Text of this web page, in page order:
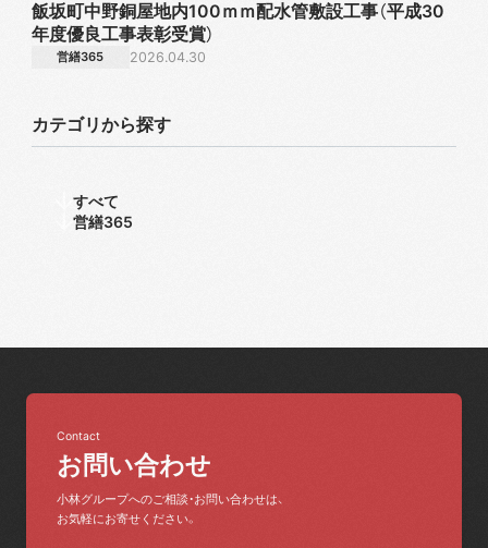
飯坂町中野銅屋地内100ｍｍ配水管敷設工事（平成30
年度優良工事表彰受賞）
営繕365 2026.04.30
カテゴリから探す
すべて
営繕365
お問い合わせ
Contact
小林グループへのご相談・お問い合わせは、
お気軽にお寄せください。